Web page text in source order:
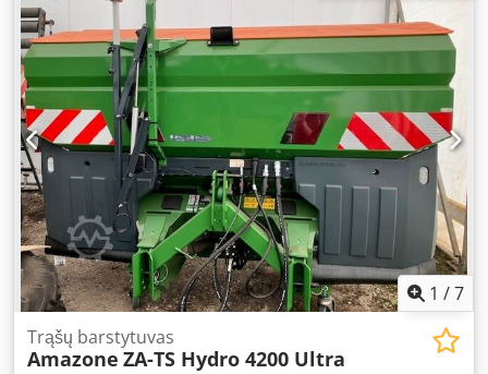
1 /7
Trąšų barstytuvas
Amazone ZA-TS Hydro 4200 Ultra